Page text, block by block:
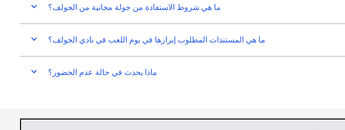
ما هي شروط الاستفادة من جولة مجانية من الجولف؟
ما هي المستندات المطلوب إبرازها في يوم اللعب في نادي الجولف؟
ماذا يحدث في حالة عدم الحضور؟